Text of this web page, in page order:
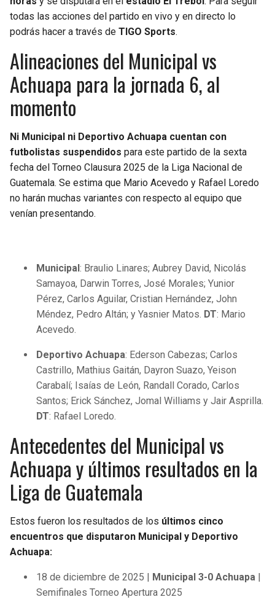
todas las acciones del partido en vivo y en directo lo
podrás hacer a través de TIGO Sports.
Alineaciones del Municipal vs
Achuapa para la jornada 6, al
momento
Ni Municipal ni Deportivo Achuapa cuentan con
futbolistas suspendidos para este partido de la sexta
fecha del Torneo Clausura 2025 de la Liga Nacional de
Guatemala. Se estima que Mario Acevedo y Rafael Loredo
no harán muchas variantes con respecto al equipo que
venían presentando.
Municipal: Braulio Linares; Aubrey David, Nicolás
Samayoa, Darwin Torres, José Morales; Yunior
Pérez, Carlos Aguilar, Cristian Hernández, John
Méndez, Pedro Altán; y Yasnier Matos. DT: Mario
Acevedo.
Deportivo Achuapa: Ederson Cabezas; Carlos
Castrillo, Mathius Gaitán, Dayron Suazo, Yeison
Carabalí; Isaías de León, Randall Corado, Carlos
Santos; Erick Sánchez, Jomal Williams y Jair Asprilla.
DT: Rafael Loredo.
Antecedentes del Municipal vs
Achuapa y últimos resultados en la
Liga de Guatemala
Estos fueron los resultados de los últimos cinco
encuentros que disputaron Municipal y Deportivo
Achuapa:
18 de diciembre de 2025 | Municipal 3-0 Achuapa
Semifinales Torneo Apertura 2025